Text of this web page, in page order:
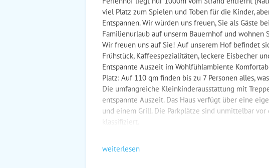
viel Platz zum Spielen und Toben für die Kinder,
Entspannen. Wir würden uns freuen, Sie als Gäste
Familienurlaub auf unserm Bauernhof und wohnen
Wir freuen uns auf Sie! Auf unserem Hof befindet
Frühstück, Kaffeespezialitäten, leckere Eisbecher
Entspannte Auszeit im Wohlfühlambiente
Platz: Auf 110 qm finden bis zu 7 Personen alles,
Die umfangreiche Kleinkinderausstattung mit
entspannte Auszeit. Das Haus verfügt über eine
und einem Grill. Die Parkplätze sind unmittelbar vor
klassifiziert.
weiterlesen